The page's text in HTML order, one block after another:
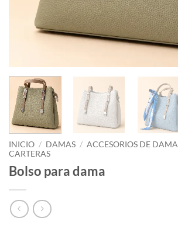
INICIO / DAMAS / ACCESORIOS DE DAMA
CARTERAS
Bolso para dama